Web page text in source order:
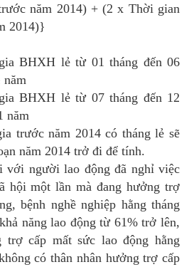
năm 2014) + (2 x Thời gian
2014)}
BHXH lẻ từ 01 tháng đến 06
BHXH lẻ từ 07 tháng đến 12
năm
trước năm 2014 có tháng lẻ sẽ
năm 2014 trở đi để tính.
với người lao động đã nghỉ việc
hội một lần mà đang hưởng trợ
bệnh nghề nghiệp hằng tháng
năng lao động từ 61% trở lên,
trợ cấp mất sức lao động hằng
có thân nhân hưởng trợ cấp